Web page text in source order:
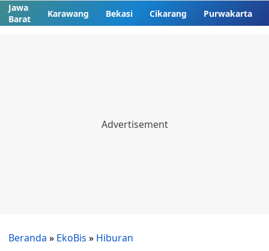
Jawa
Barat
Karawang Bekasi Cikarang Purwakarta
Beranda » EkoBis » Hiburan